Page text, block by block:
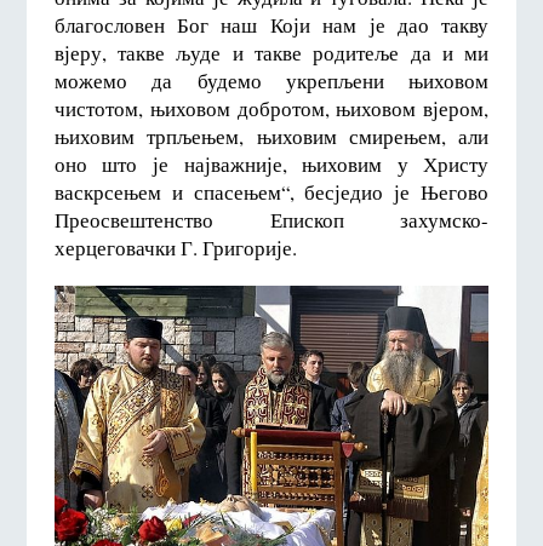
благословен Бог наш Који нам је дао такву
вјеру, такве људе и такве родитеље да и ми
можемо да будемо укрепљени њиховом
чистотом, њиховом добротом, њиховом вјером,
њиховим трпљењем, њиховим смирењем, али
оно што је најважније, њиховим у Христу
васкрсењем и спасењем“, бесједио је Његово
Преосвештенство Епископ захумско-
херцеговачки Г. Григорије.